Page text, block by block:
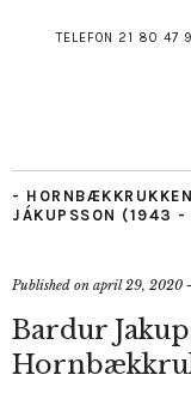
TELEFON 21 80 47
- HORNBÆKKRUKKEN
JÁKUPSSON (1943 -
Published on april 29, 2020
Bardur